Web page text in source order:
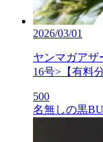
2026/03/01
ヤンマガア
16号>【有料分
500
名無しの黒